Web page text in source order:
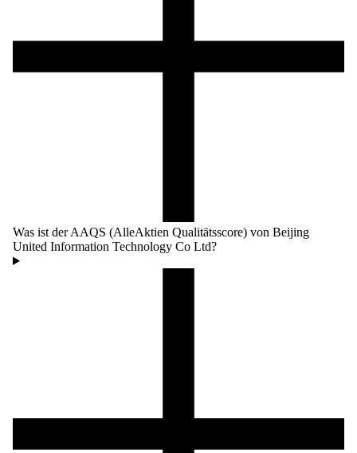
Was ist der AAQS (AlleAktien Qualitätsscore) von Beijing
United Information Technology Co Ltd?